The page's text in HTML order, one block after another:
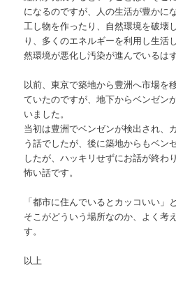
になるのですが、人の生活が豊かに
工し物を作ったり、自然環境を破壊
り、多くのエネルギーを利用し生活
然環境が悪化し汚染が進んでいるはず
以前、東京で築地から豊洲へ市場を
ていたのですが、地下からベンゼン
いました。
当初は豊洲でベンゼンが検出され、
う話でしたが、後に築地からもベン
したが、ハッキリせずにお話が終わ
怖い話です。
「都市に住んでいるとカッコいい」
そこがどういう場所なのか、よく考
す。
以上